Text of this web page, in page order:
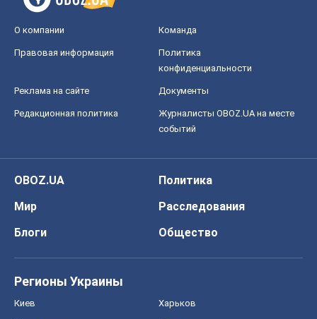
О компании Команда
Правовая информация
Политика
конфиденциальности
Реклама на сайте Документы
Редакционная политика
Журналисты OBOZ.UA на месте
событий
OBOZ.UA
Политика
Мир
Расследования
Блоги
Общество
Регионы Украины
Киев Харьков